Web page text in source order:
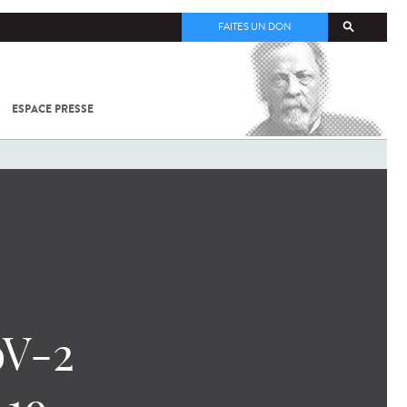
FAITES UN DON
ESPACE PRESSE
COV-2 /
À
2